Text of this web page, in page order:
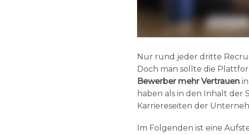
Nur rund jeder dritte
Doch man sollte die
Bewerber mehr Vertrauenin
haben als in den Inhalt der
Karriereseiten der
Im Folgenden ist eine